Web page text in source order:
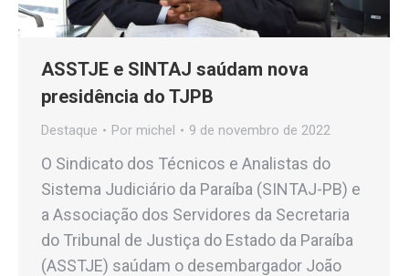
ASSTJE e SINTAJ saúdam nova
presidência do TJPB
Destaque Por michel 9 de novembro de 2022
O Sindicato dos Técnicos e Analistas do
Sistema Judiciário da Paraíba (SINTAJ-PB) e
a Associação dos Servidores da Secretaria
do Tribunal de Justiça do Estado da Paraíba
(ASSTJE) saúdam o desembargador João